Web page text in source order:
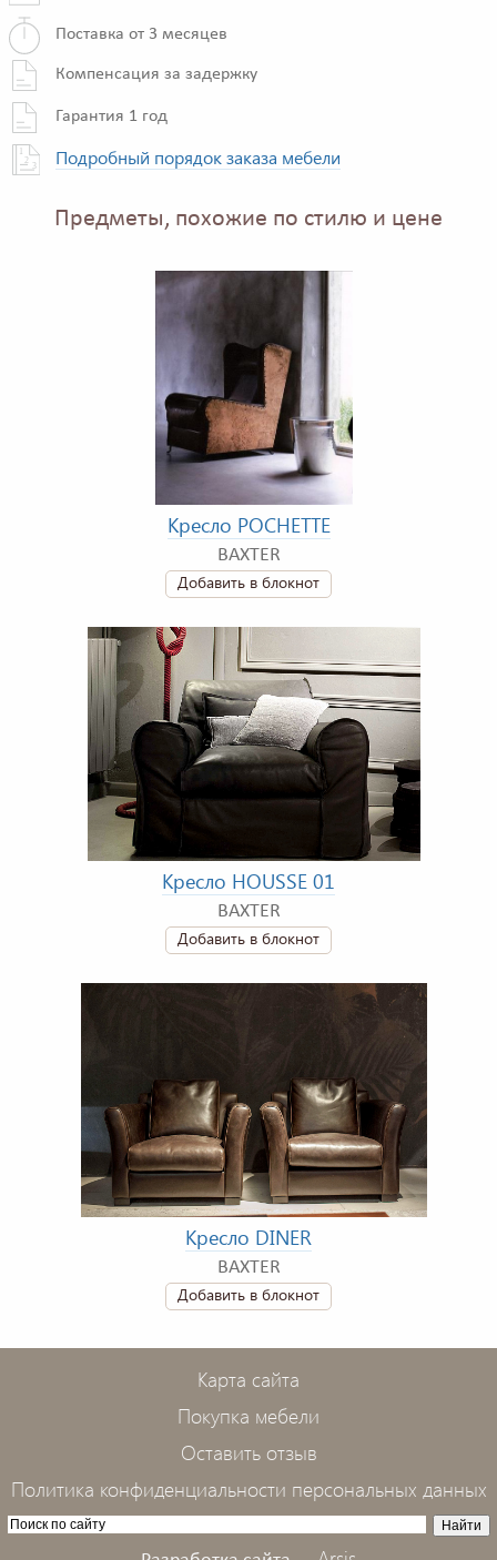
Поставка от 3 месяцев
Компенсация за задержку
Гарантия 1 год
Подробный порядок заказа мебели
Предметы, похожие по стилю и цене
Кресло POCHETTE
BAXTER
Добавить в блокнот
Кресло HOUSSE 01
BAXTER
Добавить в блокнот
Кресло DINER
BAXTER
Добавить в блокнот
Карта сайта
Покупка мебели
Оставить отзыв
Политика конфиденциальности персональных данных